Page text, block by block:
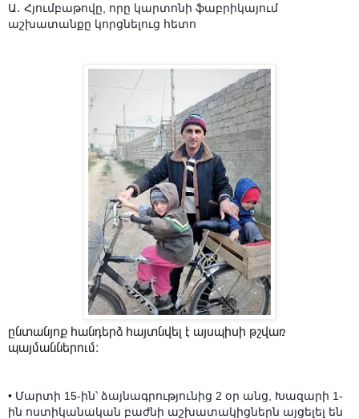
Ա․ Հյումբաթովը, որը կարտոնի ֆաբրիկայում
աշխատանքը կորցնելուց հետո
ընտանյոք հանդերձ հայտնվել է այսպիսի թշվառ
պայմաններում։
• Մարտի 15-ին՝ ձայնագրությունից 2 օր անց, Խազարի 1-
ին ոստիկանական բաժնի աշխատակիցներն այցելել են